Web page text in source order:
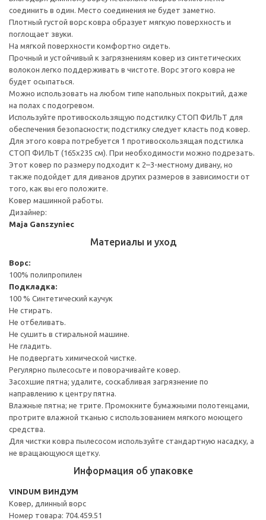
соединить в один. Место соединения не будет заметно.
Плотный густой ворс ковра образует мягкую поверхность и
поглощает звуки.
На мягкой поверхности комфортно сидеть.
Прочный и устойчивый к загрязнениям ковер из синтетических
волокон легко поддерживать в чистоте. Ворс этого ковра не
будет осыпаться.
Можно использовать на любом типе напольных покрытий, даже
на полах с подогревом.
Используйте противоскользящую подстилку СТОП ФИЛЬТ для
обеспечения безопасности; подстилку следует класть под ковер.
Для этого ковра потребуется 1 противоскользящая подстилка
СТОП ФИЛЬТ (165x235 см). При необходимости можно подрезать.
Этот ковер по размеру подходит к 2–3-местному дивану, но
также подойдет для диванов других размеров в зависимости от
того, как вы его положите.
Ковер машинной работы.
Дизайнер:
Maja Ganszyniec
Материалы и уход
Ворс:
100% полипропилен
Подкладка:
100 % Синтетический каучук
Не стирать.
Не отбеливать.
Не сушить в стиральной машине.
Не гладить.
Не подвергать химической чистке.
Регулярно пылесосьте и поворачивайте ковер.
Засохшие пятна; удалите, соскабливая загрязнение по
направлению к центру пятна.
Влажные пятна; не трите. Промокните бумажными полотенцами,
протрите влажной тканью с использованием мягкого моющего
средства.
Для чистки ковра пылесосом используйте стандартную насадку, а
не вращающуюся щетку.
Информация об упаковке
VINDUM ВИНДУМ
Ковер, длинный ворс
Номер товара: 704.459.51